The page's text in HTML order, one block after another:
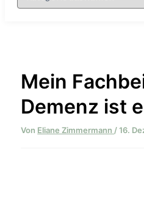
Mein
Demenz ist
Von Eliane Zimmermann/16.